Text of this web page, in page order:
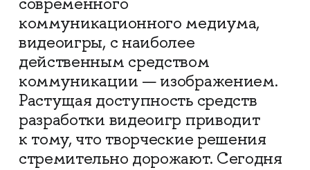
коммуникационного медиума,
видеоигры, с наиболее
действенным средством
коммуникации — изображением.
Растущая доступность средств
разработки видеоигр приводит
к тому, что творческие решения
стремительно дорожают. Сегодня